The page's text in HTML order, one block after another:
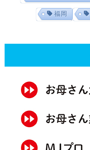
福岡